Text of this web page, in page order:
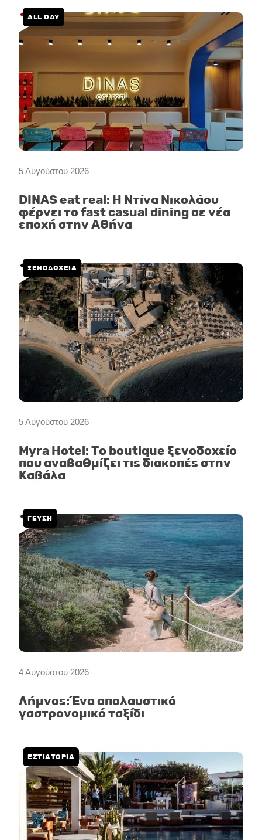
5 Αυγούστου 2026
ALL DAY
DINAS eat real: Η Ντίνα Νικολάου
φέρνει το fast casual dining σε νέα
εποχή στην Αθήνα
5 Αυγούστου 2026
ΞΕΝΟΔΟΧΕΙΑ
Myra Hotel: Το boutique ξενοδοχείο
που αναβαθμίζει τις διακοπές στην
Καβάλα
4 Αυγούστου 2026
ΓΕΥΣΗ
Λήμνος: Ένα απολαυστικό
γαστρονομικό ταξίδι
ΕΣΤΙΑΤΟΡΙΑ